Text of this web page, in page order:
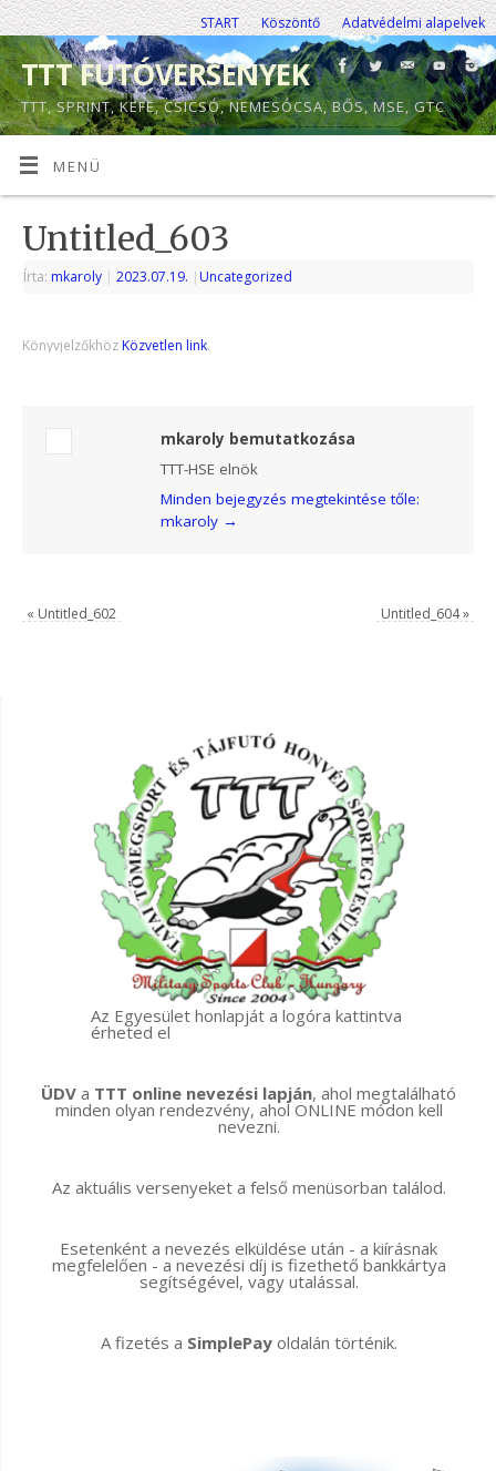
START Köszöntő Adatvédelmi alapelvek
TTT FUTÓVERSENYEK
TTT, SPRINT, KEFE, CSICSÓ, NEMESÓCSA, BŐS, MSE, GTC
MENÜ
Untitled_603
Írta: mkaroly | 2023.07.19. | Uncategorized
Könyvjelzőkhöz Közvetlen link.
mkaroly bemutatkozása
TTT-HSE elnök
Minden bejegyzés megtekintése tőle:
mkaroly →
« Untitled_602 Untitled_604»
Az Egyesület honlapját a logóra kattintva
érheted el
ÜDV a TTT online nevezési lapján, ahol megtalálható
minden olyan rendezvény, ahol ONLINE módon kell
nevezni.
Az aktuális versenyeket a felső menüsorban találod.
Esetenként a nevezés elküldése után - a kiírásnak
megfelelően - a nevezési díj is fizethető bankkártya
segítségével, vagy utalással.
A fizetés a SimplePayoldalán történik.